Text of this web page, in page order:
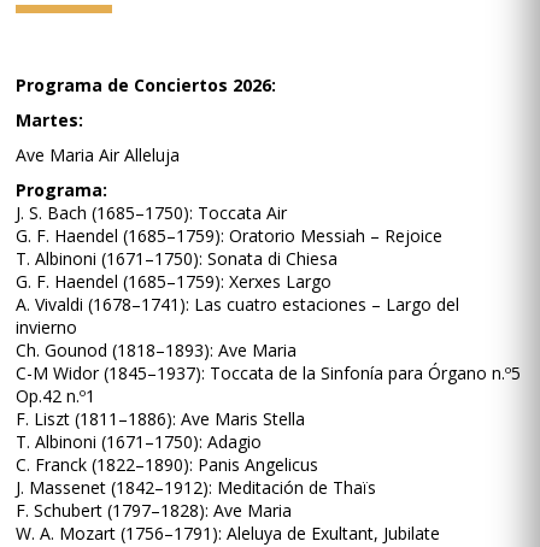
Programa de Conciertos 2026:
Martes:
Ave Maria Air Alleluja
Programa:
J. S. Bach (1685–1750): Toccata Air
G. F. Haendel (1685–1759): Oratorio Messiah – Rejoice
T. Albinoni (1671–1750): Sonata di Chiesa
G. F. Haendel (1685–1759): Xerxes Largo
A. Vivaldi (1678–1741): Las cuatro estaciones – Largo del
invierno
Ch. Gounod (1818–1893): Ave Maria
C-M Widor (1845–1937): Toccata de la Sinfonía para Órgano n.º5
Op.42 n.º1
F. Liszt (1811–1886): Ave Maris Stella
T. Albinoni (1671–1750): Adagio
C. Franck (1822–1890): Panis Angelicus
J. Massenet (1842–1912): Meditación de Thaïs
F. Schubert (1797–1828): Ave Maria
W. A. Mozart (1756–1791): Aleluya de Exultant, Jubilate